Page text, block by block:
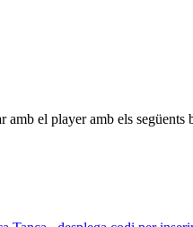
amb el player amb els següents